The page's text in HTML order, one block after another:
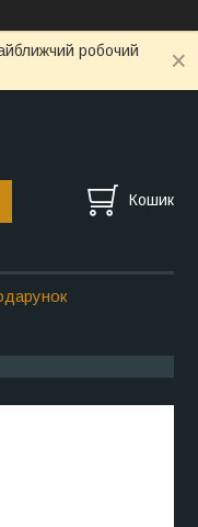
робочий
Кошик